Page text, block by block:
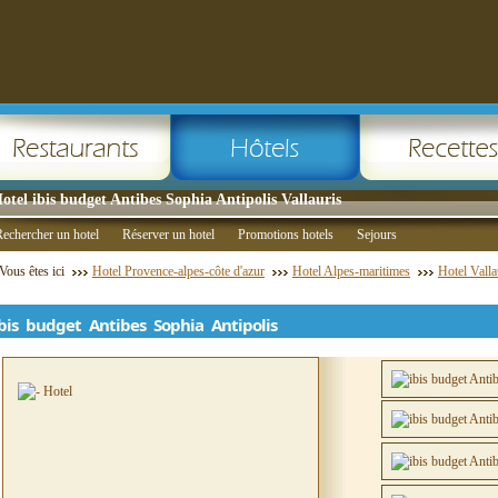
ibis budget Antibes Sophia Antipolis Vallauris
un hotel Réserver un hotel Promotions hotels Sejours
Vous êtes ici Hotel Provence-alpes-côte d'azur Hotel Alpes-maritimes Hotel
budget Antibes Sophia Antipolis